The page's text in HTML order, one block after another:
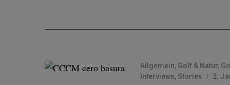
Allgemein, Golf & Natur,
Interviews, Stories 2.